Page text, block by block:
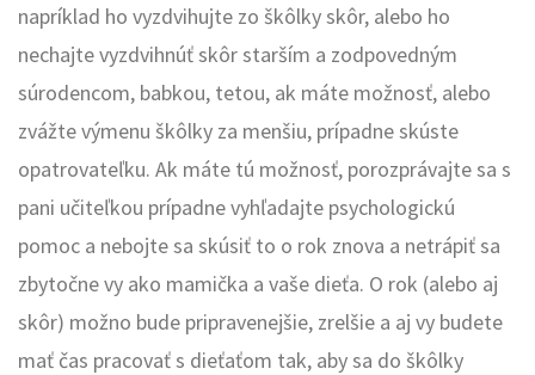
napríklad ho vyzdvihujte zo škôlky skôr, alebo ho
nechajte vyzdvihnúť skôr starším a zodpovedným
súrodencom, babkou, tetou, ak máte možnosť, alebo
zvážte výmenu škôlky za menšiu, prípadne skúste
opatrovateľku. Ak máte tú možnosť, porozprávajte sa s
pani učiteľkou prípadne vyhľadajte psychologickú
pomoc a nebojte sa skúsiť to o rok znova a netrápiť sa
zbytočne vy ako mamička a vaše dieťa. O rok (alebo aj
skôr) možno bude pripravenejšie, zrelšie a aj vy budete
mať čas pracovať s dieťaťom tak, aby sa do škôlky